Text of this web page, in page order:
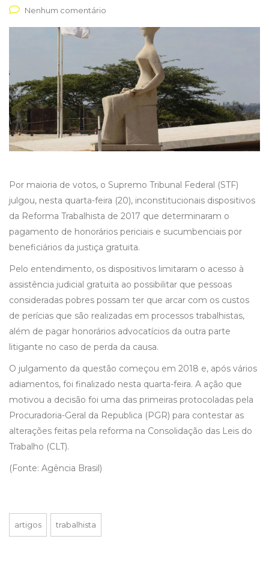
Nenhum comentário
Por maioria de votos, o Supremo Tribunal Federal (STF)
julgou, nesta quarta-feira (20), inconstitucionais dispositivos
da Reforma Trabalhista de 2017 que determinaram o
pagamento de honorários periciais e sucumbenciais por
beneficiários da justiça gratuita.
Pelo entendimento, os dispositivos limitaram o acesso à
assistência judicial gratuita ao possibilitar que pessoas
consideradas pobres possam ter que arcar com os custos
de perícias que são realizadas em processos trabalhistas,
além de pagar honorários advocatícios da outra parte
litigante no caso de perda da causa.
O julgamento da questão começou em 2018 e, após vários
adiamentos, foi finalizado nesta quarta-feira. A ação que
motivou a decisão foi uma das primeiras protocoladas pela
Procuradoria-Geral da Republica (PGR) para contestar as
alterações feitas pela reforma na Consolidação das Leis do
Trabalho (CLT).
(Fonte: Agência Brasil)
artigos trabalhista